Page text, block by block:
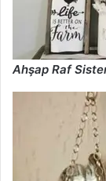
Ahşap Raf